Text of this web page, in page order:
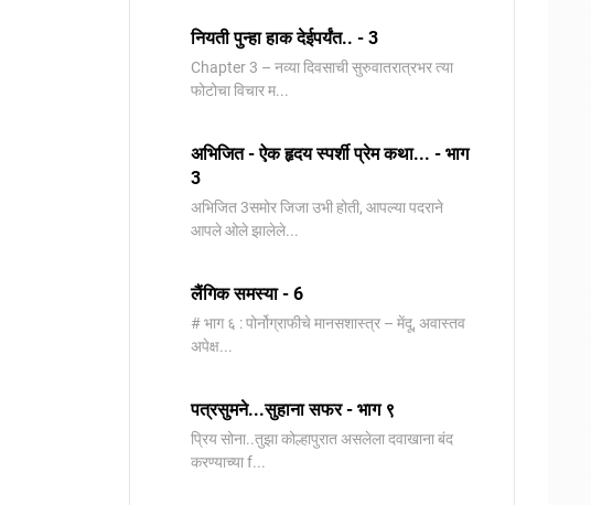
नियती पुन्हा हाक देईपर्यंत.. - 3
Chapter 3 – नव्या दिवसाची सुरुवातरात्रभर त्या
फोटोचा विचार म...
अभिजित - ऐक हृदय स्पर्शी प्रेम कथा... - भाग
3
️अभिजित ️3समोर जिजा उभी होती, आपल्या पदराने
आपले ओले झालेले...
लैंगिक समस्या - 6
# भाग ६ : पोर्नोग्राफीचे मानसशास्त्र – मेंदू, अवास्तव
अपेक्ष...
पत्रसुमने...सुहाना सफर - भाग ९
प्रिय सोना..तुझा कोल्हापुरात असलेला दवाखाना बंद
करण्याच्या f...